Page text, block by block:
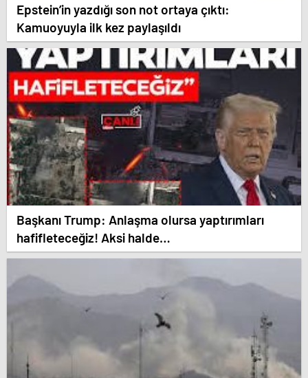
Epstein’in yazdığı son not ortaya çıktı:
Kamuoyuyla ilk kez paylaşıldı
Başkanı Trump: Anlaşma olursa yaptırımları
hafifleteceğiz! Aksi halde…